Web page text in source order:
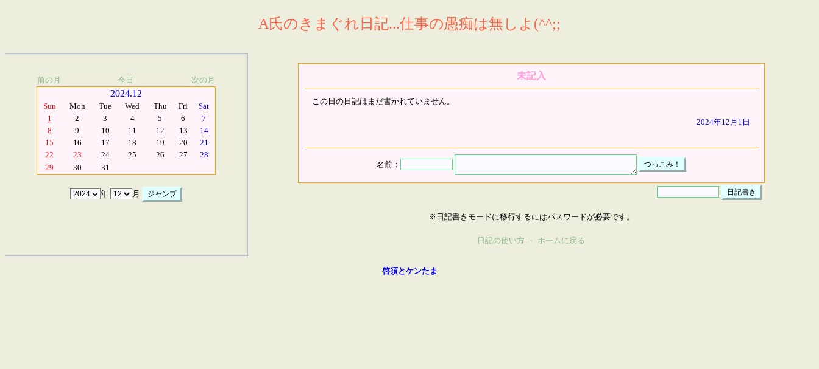
A氏のきまぐれ日記...仕事の愚痴は無しよ(^^;;
前の月 今日 次の月
2024.12
Sun Mon Tue Wed Thu Fri
Sat
1
2 3 4 5 6
7
8
9 10 11 12 13
14
15
16 17 18 19 20
21
22
23 24 25 26 27
28
29
30 31
年 月
未記入
この日の日記はまだ書かれていません。
2024年12月1日
名前：
※日記書きモードに移行するにはパスワードが必要です。
日記の使い方 ・ ホームに戻る
啓須とケンたま